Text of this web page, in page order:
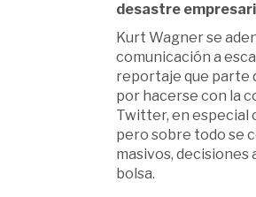
desastre
Kurt Wagner se
comunicación a
reportaje que parte
por hacerse con la
Twitter, en especial
pero sobre todo se
masivos, decisiones
bolsa.